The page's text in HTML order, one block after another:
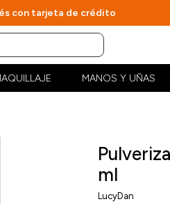
con tarjeta de crédito
MANOS Y UÑAS
ml
LucyDan